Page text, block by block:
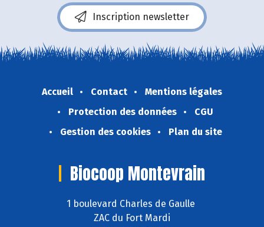
Inscription newsletter
Accueil Contact
Mentions légales
Protection des données
CGU
Gestion des cookies
Plan du site
Biocoop Montevrain
1 boulevard Charles de Gaulle
ZAC du Fort Mardi